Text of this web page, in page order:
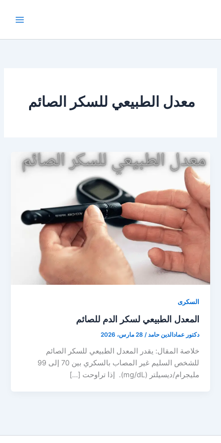
معدل الطبيعي للسكر الصائم
السكرى
المعدل الطبيعي لسكر الدم للصائم
دكتور عمادالدين حامد/ 28 مارس، 2026
خلاصة المقال: يقدر المعدل الطبيعي للسكر الصائم
للشخص السليم غير المصاب بالسكري بين 70 إلى 99
مليجرام/ديسيلتر (mg/dL). إذا تراوحت […]